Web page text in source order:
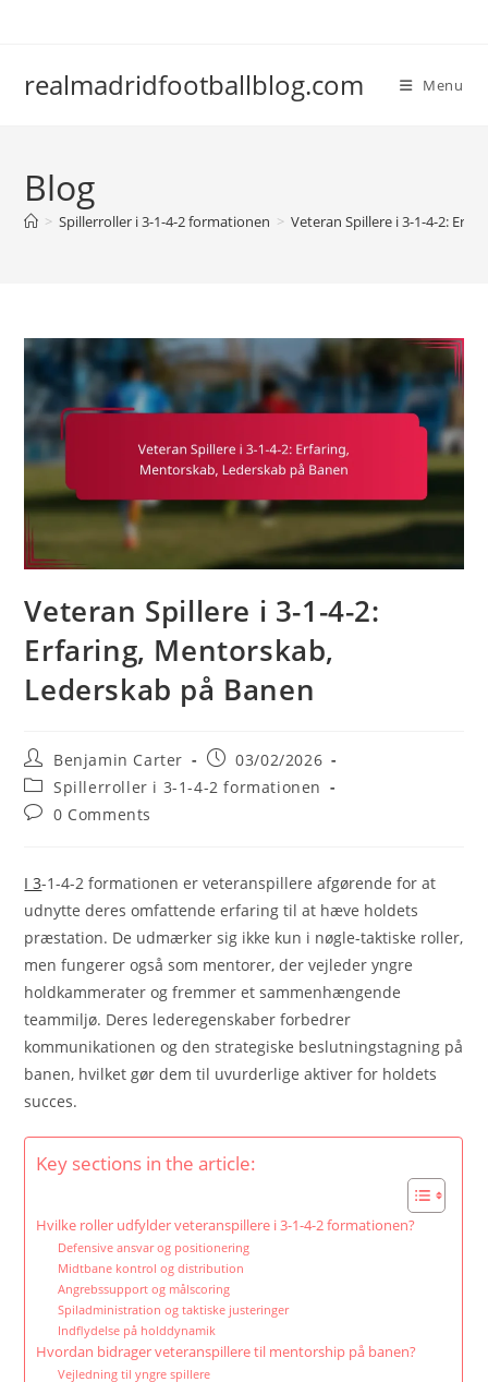
realmadridfootballblog.com Menu
Blog
> Spillerroller i 3-1-4-2 formationen > Veteran Spillere i 3-1-4-2:
Veteran Spillere i 3-1-4-2:
Erfaring, Mentorskab,
Lederskab på Banen
Post
author:
Benjamin Carter
Post
published:
03/02/2026
Post
category:
Spillerroller i 3-1-4-2 formationen
Post0 Comments
I 3-1-4-2 formationen er veteranspillere afgørende for at
udnytte deres omfattende erfaring til at hæve holdets
præstation. De udmærker sig ikke kun i nøgle-taktiske roller,
men fungerer også som mentorer, der vejleder yngre
holdkammerater og fremmer et sammenhængende
teammiljø. Deres lederegenskaber forbedrer
kommunikationen og den strategiske beslutningstagning på
banen, hvilket gør dem til uvurderlige aktiver for holdets
succes.
Key sections in the article:
Hvilke roller udfylder veteranspillere i 3-1-4-2 formationen?
Defensive ansvar og positionering
Midtbane kontrol og distribution
Angrebssupport og målscoring
Spiladministration og taktiske justeringer
Indflydelse på holddynamik
Hvordan bidrager veteranspillere til mentorship på banen?
Vejledning til yngre spillere